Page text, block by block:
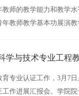
教师的教学能力和教学
年教师教学基本功展演
学与技术专业工程
育专业认证工作，3月7
工作进展汇报会。学院